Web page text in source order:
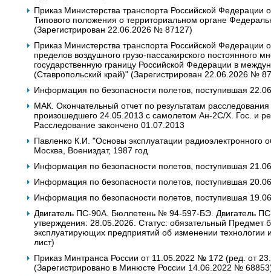
Приказ Министерства транспорта Российской
Типового положения о территориальном органе
(Зарегистрирован 22.06.2026 № 87127)
Приказ Министерства транспорта Российской
пределов воздушного грузо-пассажирского постоянного
государственную границу Российской Федерации в
(Ставропольский край)" (Зарегистрирован 22.06.2026 №
Информация по безопасности полетов, поступившая
МАК. Окончательный отчет по результатам
произошедшего 24.05.2013 с самолетом Ан-2С/Х. Гос. и
Расследование закончено 01.07.2013
Павленко К.И. "Основы эксплуатации радиоэлектронного
Москва, Воениздат, 1987 год
Информация по безопасности полетов, поступившая
Информация по безопасности полетов, поступившая
Информация по безопасности полетов, поступившая
Двигатель ПС-90А. Бюллетень № 94-597-БЭ. Двигатель
утверждения: 28.05.2026. Статус: обязательный
эксплуатирующих предприятий об изменении технологии
лист)
Приказ Минтранса России от 11.05.2022 № 172 (ред. от
(Зарегистрировано в Минюсте России 14.06.2022 №